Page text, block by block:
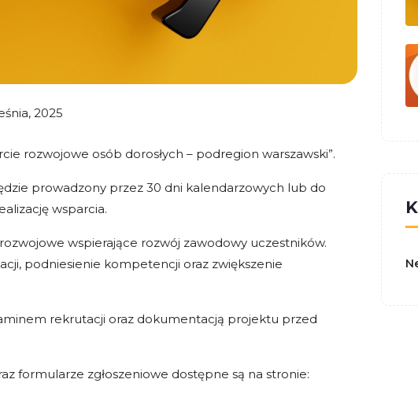
2025
rozwojowe osób dorosłych – podregion warszawski”.
prowadzony przez 30 dni kalendarzowych lub do
wsparcia.
wspierające rozwój zawodowy uczestników.
podniesienie kompetencji oraz zwiększenie
rekrutacji oraz dokumentacją projektu przed
formularze zgłoszeniowe dostępne są na stronie: